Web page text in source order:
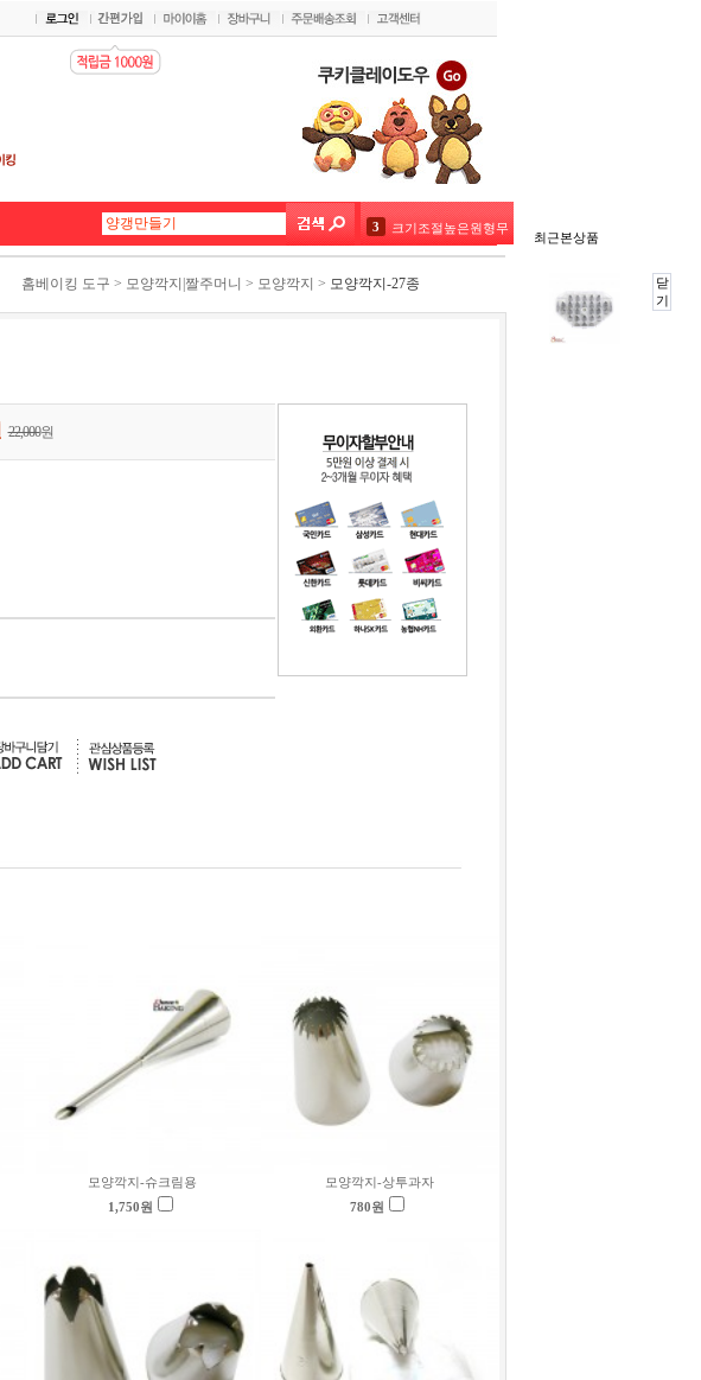
3 크기조절높은원형무스링16~30cm 높이8.5
5 -
8 -
9
10
1 미니붕어빵9구 실리콘몰드 핑크 블루 색상랜덤1개
2 크기조절사각무스링 9~15cm 높이5
홈베이킹 도구 > 모양깍지|짤주머니 > 모양깍지 > 모양깍지-27종
22,000원
모양깍지-슈크림용
모양깍지-상투과자
1,750원 780원
최근본상품
닫
기